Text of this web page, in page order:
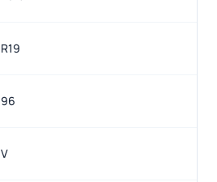
R19
96
V